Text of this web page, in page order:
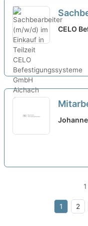
in
CELO
1 2